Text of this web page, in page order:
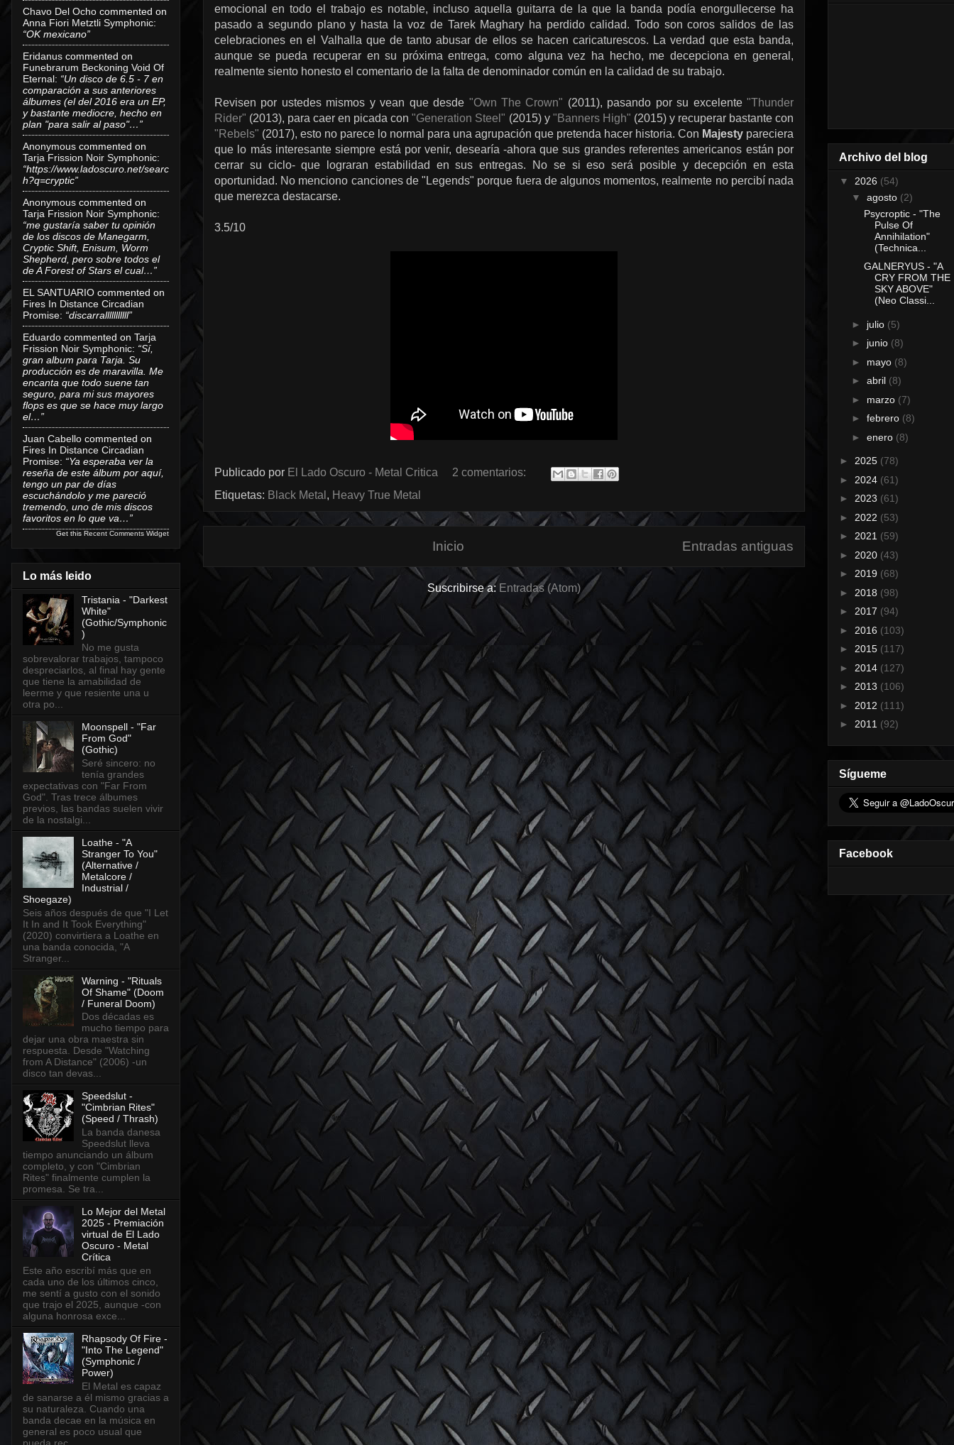
emocional en todo el trabajo es notable, incluso aquella guitarra de la que la banda podía enorgullecerse ha
pasado a segundo plano y hasta la voz de Tarek Maghary ha perdido calidad. Todo son coros salidos de las
celebraciones en el Valhalla que de tanto abusar de ellos se hacen caricaturescos. La verdad que esta banda,
aunque se pueda recuperar en su próxima entrega, como alguna vez ha hecho, me decepciona en general,
realmente siento honesto el comentario de la falta de denominador común en la calidad de su trabajo.
Revisen por ustedes mismos y vean que desde "Own The Crown" (2011), pasando por su excelente "Thunder
Rider" (2013), para caer en picada con"Generation Steel" (2015) y "Banners High" (2015) y recuperar bastante con
"Rebels" (2017), esto no parece lo normal para una agrupación que pretenda hacer historia. Con Majesty pareciera
que lo más interesante siempre está por venir, desearía -ahora que sus grandes referentes americanos están por
cerrar su ciclo- que lograran estabilidad en sus entregas. No se si eso será posible y decepción en esta
oportunidad. No menciono canciones de "Legends" porque fuera de algunos momentos, realmente no percibí nada
que merezca destacarse.
3.5/10
Publicado por El Lado Oscuro - Metal Critica
2 comentarios:
Etiquetas: Black Metal , Heavy True Metal
Entradas antiguas
Inicio
Suscribirse a: Entradas (Atom)
Chavo Del Ocho commented on
Anna Fiori Metztli Symphonic:
“OK mexicano”
Eridanus commented on
Funebrarum Beckoning Void Of
Eternal: “Un disco de 6.5 - 7 en
comparación a sus anteriores
álbumes (el del 2016 era un EP,
y bastante mediocre, hecho en
plan "para salir al paso"…”
Anonymous commented on
Tarja Frission Noir Symphonic:
“https://www.ladoscuro.net/searc
h?q=cryptic”
Anonymous commented on
Tarja Frission Noir Symphonic:
“me gustaría saber tu opinión
de los discos de Manegarm,
Cryptic Shift, Enisum, Worm
Shepherd, pero sobre todos el
de A Forest of Stars el cual…”
EL SANTUARIO commented on
Fires In Distance Circadian
Promise: “discarralllllllllll”
Eduardo commented on Tarja
Frission Noir Symphonic: “Sí,
gran album para Tarja. Su
producción es de maravilla. Me
encanta que todo suene tan
seguro, para mi sus mayores
flops es que se hace muy largo
el…”
Juan Cabello commented on
Fires In Distance Circadian
Promise: “Ya esperaba ver la
reseña de este álbum por aquí,
tengo un par de días
escuchándolo y me pareció
tremendo, uno de mis discos
favoritos en lo que va…”
Get this Recent Comments Widget
Lo más leido
Tristania - "Darkest
White"
(Gothic/Symphonic
)
No me gusta
sobrevalorar trabajos, tampoco
despreciarlos, al final hay gente
que tiene la amabilidad de
leerme y que resiente una u
otra po...
Moonspell - "Far
From God"
(Gothic)
Seré sincero: no
tenía grandes
expectativas con "Far From
God". Tras trece álbumes
previos, las bandas suelen vivir
de la nostalgi...
Loathe - "A
Stranger To You"
(Alternative /
Metalcore /
Industrial /
Shoegaze)
Seis años después de que "I Let
It In and It Took Everything"
(2020) convirtiera a Loathe en
una banda conocida, "A
Stranger...
Warning - "Rituals
Of Shame" (Doom
/ Funeral Doom)
Dos décadas es
mucho tiempo para
dejar una obra maestra sin
respuesta. Desde "Watching
from A Distance" (2006) -un
disco tan devas...
Speedslut -
"Cimbrian Rites"
(Speed / Thrash)
La banda danesa
Speedslut lleva
tiempo anunciando un álbum
completo, y con "Cimbrian
Rites" finalmente cumplen la
promesa. Se tra...
Lo Mejor del Metal
2025 - Premiación
virtual de El Lado
Oscuro - Metal
Crítica
Este año escribí más que en
cada uno de los últimos cinco,
me sentí a gusto con el sonido
que trajo el 2025, aunque -con
alguna honrosa exce...
Rhapsody Of Fire -
"Into The Legend"
(Symphonic /
Power)
El Metal es capaz
de sanarse a él mismo gracias a
su naturaleza. Cuando una
banda decae en la música en
general es poco usual que
pueda rec...
Archivo del blog
▼ 2026 (54)
▼ agosto (2)
Psycroptic - "The
Pulse Of
Annihilation"
(Technica...
GALNERYUS - "A
CRY FROM THE
SKY ABOVE"
(Neo Classi...
► julio (5)
► junio (8)
► mayo (8)
► abril (8)
► marzo (7)
► febrero (8)
► enero (8)
► 2025 (78)
► 2024 (61)
► 2023 (61)
► 2022 (53)
► 2021 (59)
► 2020 (43)
► 2019 (68)
► 2018 (98)
► 2017 (94)
► 2016 (103)
► 2015 (117)
► 2014 (127)
► 2013 (106)
► 2012 (111)
► 2011 (92)
Sígueme
Facebook